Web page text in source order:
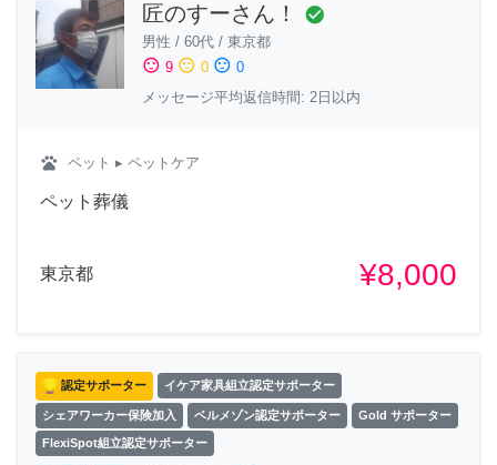
匠のすーさん！ check_circle
男性 / 60代 / 東京都
sentiment_satisfied 9 sentiment_neutral 0 sentiment_dissatisfied 0
メッセージ平均返信時間: 2日以内
pets ペット ▸ ペットケア
ペット葬儀
東京都 ¥8,000
認定サポーター イケア家具組立認定サポーター
シェアワーカー保険加入 ベルメゾン認定サポーター Gold サポーター
FlexiSpot組立認定サポーター